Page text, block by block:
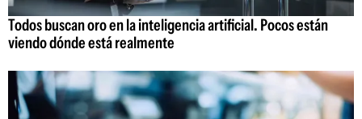
Todos buscan oro en la inteligencia artificial. Pocos están
viendo dónde está realmente